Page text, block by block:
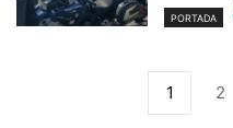
PORTADA
1 2